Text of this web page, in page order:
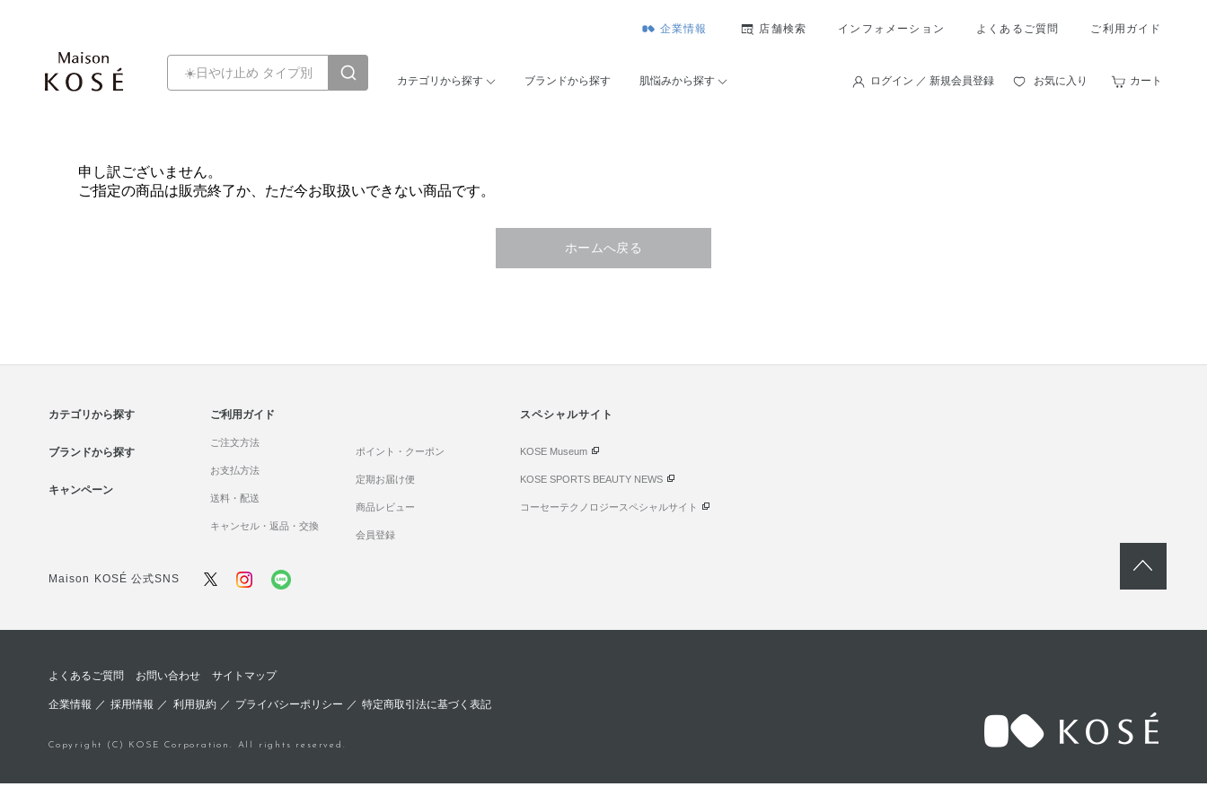
企業情報 店舗検索 インフォメーション よくあるご質問 ご利用ガイド
カテゴリから探す ブランドから探す 肌悩みから探す ログイン ／ 新規会員登録 お気に入り カート
申し訳ございません。
ご指定の商品は販売終了か、ただ今お取扱いできない商品です。
ホームへ戻る
カテゴリから探す
ブランドから探す
キャンペーン
ご利用ガイド
ご注文方法
お支払方法
送料・配送
キャンセル・返品・交換
ポイント・クーポン
定期お届け便
商品レビュー
会員登録
スペシャルサイト
KOSE Museum
KOSE SPORTS BEAUTY NEWS
コーセーテクノロジースペシャルサイト
Maison KOSÉ 公式SNS
よくあるご質問 お問い合わせ サイトマップ
企業情報 ／採用情報 ／ 利用規約／ プライバシーポリシー ／ 特定商取引法に基づく表記
Copyright (C) KOSE Corporation. All rights reserved.